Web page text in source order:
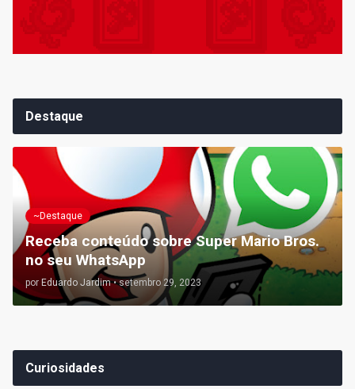
Destaque
~Destaque
Receba conteúdo sobre Super Mario Bros.
no seu WhatsApp
por Eduardo Jardim • setembro 29, 2023
Curiosidades